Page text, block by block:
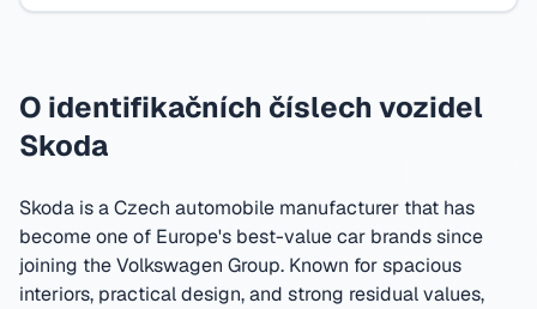
O identifikačních číslech vozidel
Skoda
Skoda is a Czech automobile manufacturer that has
become one of Europe's best-value car brands since
joining the Volkswagen Group. Known for spacious
interiors, practical design, and strong residual values,